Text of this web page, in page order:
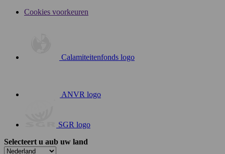
Cookies voorkeuren
Calamiteitenfonds logo
ANVR logo
SGR logo
Selecteert u aub uw land